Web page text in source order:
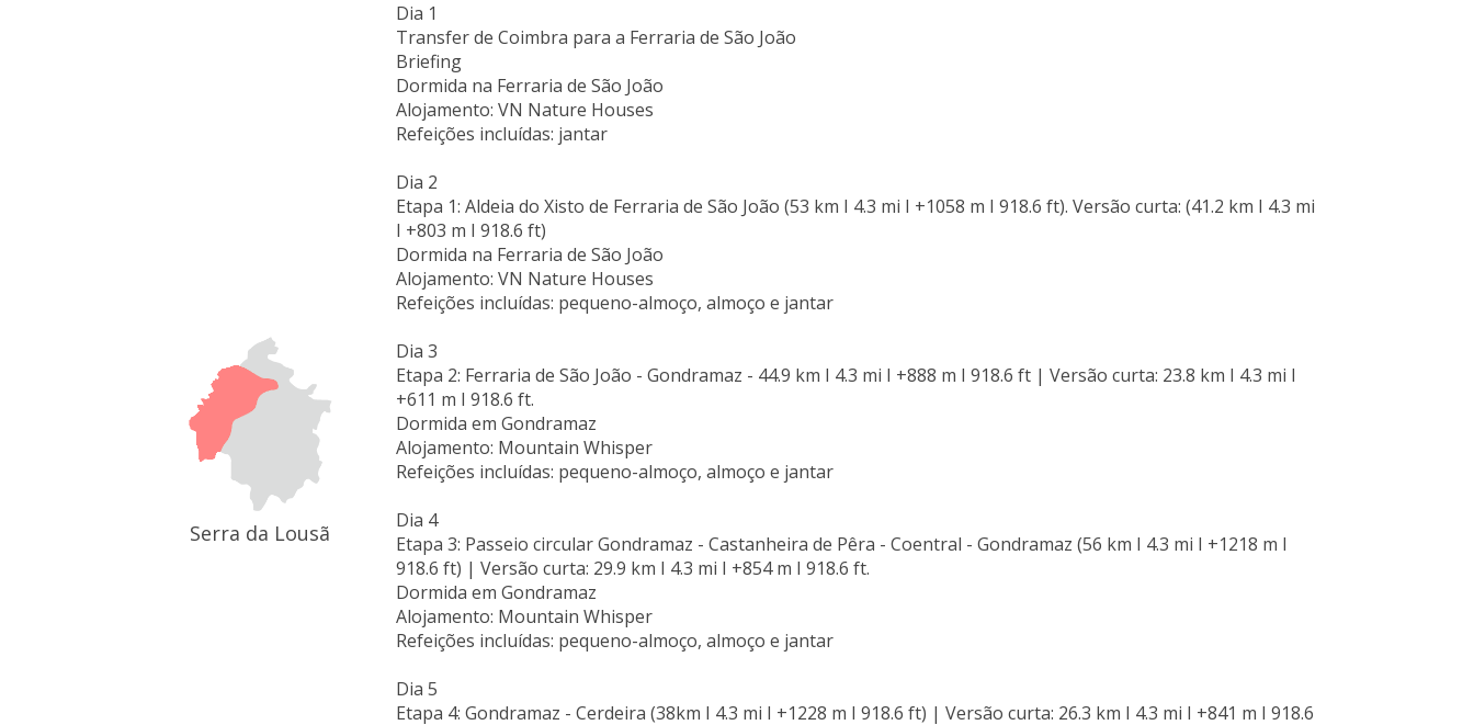
Serra da Lousã
Dia 1
Transfer de Coimbra para a Ferraria de São João
Briefing
Dormida na Ferraria de São João
Alojamento: VN Nature Houses
Refeições incluídas: jantar
Dia 2
Etapa 1: Aldeia do Xisto de Ferraria de São João (53 km I 4.3 mi I +1058 m I 918.6 ft). Versão curta: (41.2 km I 4.3 mi
I +803 m I 918.6 ft)
Dormida na Ferraria de São João
Alojamento: VN Nature Houses
Refeições incluídas: pequeno-almoço, almoço e jantar
Dia 3
Etapa 2: Ferraria de São João - Gondramaz - 44.9 km I 4.3 mi I +888 m I 918.6 ft | Versão curta: 23.8 km I 4.3 mi I
+611 m I 918.6 ft.
Dormida em Gondramaz
Alojamento: Mountain Whisper
Refeições incluídas: pequeno-almoço, almoço e jantar
Dia 4
Etapa 3: Passeio circular Gondramaz - Castanheira de Pêra - Coentral - Gondramaz (56 km I 4.3 mi I +1218 m I
918.6 ft) | Versão curta: 29.9 km I 4.3 mi I +854 m I 918.6 ft.
Dormida em Gondramaz
Alojamento: Mountain Whisper
Refeições incluídas: pequeno-almoço, almoço e jantar
Dia 5
Etapa 4: Gondramaz - Cerdeira (38km I 4.3 mi I +1228 m I 918.6 ft) | Versão curta: 26.3 km I 4.3 mi I +841 m I 918.6